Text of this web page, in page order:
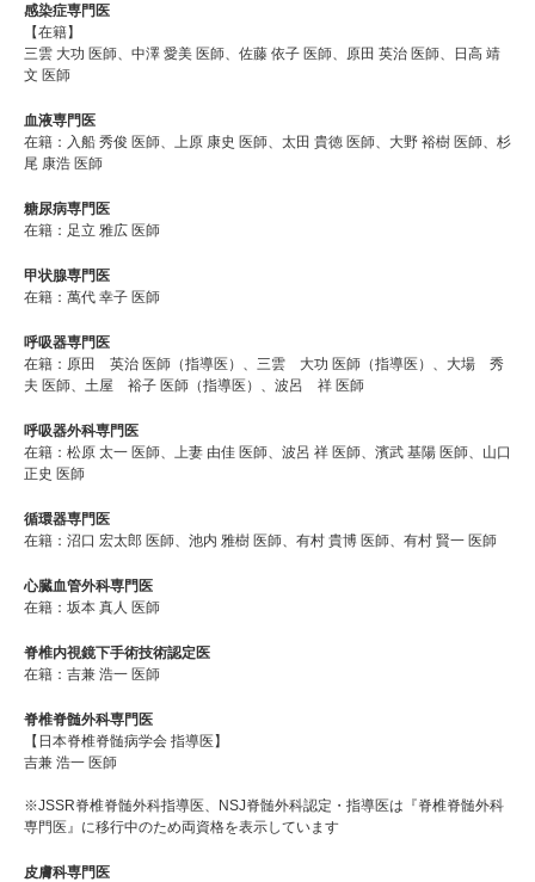
感染症専門医
【在籍】
三雲 大功 医師、中澤 愛美 医師、佐藤 依子 医師、原田 英治 医師、日高 靖
文 医師
血液専門医
在籍：入船 秀俊 医師、上原 康史 医師、太田 貴徳 医師、大野 裕樹 医師、杉
尾 康浩 医師
糖尿病専門医
在籍：足立 雅広 医師
甲状腺専門医
在籍：萬代 幸子 医師
呼吸器専門医
在籍：原田 英治 医師（指導医）、三雲 大功 医師（指導医）、大場 秀
夫 医師、土屋 裕子 医師（指導医）、波呂 祥 医師
呼吸器外科専門医
在籍：松原 太一 医師、上妻 由佳 医師、波呂 祥 医師、濱武 基陽 医師、山口
正史 医師
循環器専門医
在籍：沼口 宏太郎 医師、池内 雅樹 医師、有村 貴博 医師、有村 賢一 医師
心臓血管外科専門医
在籍：坂本 真人 医師
脊椎内視鏡下手術技術認定医
在籍：吉兼 浩一 医師
脊椎脊髄外科専門医
【日本脊椎脊髄病学会 指導医】
吉兼 浩一 医師
※JSSR脊椎脊髄外科指導医、NSJ脊髄外科認定・指導医は『脊椎脊髄外科
専門医』に移行中のため両資格を表示しています
皮膚科専門医